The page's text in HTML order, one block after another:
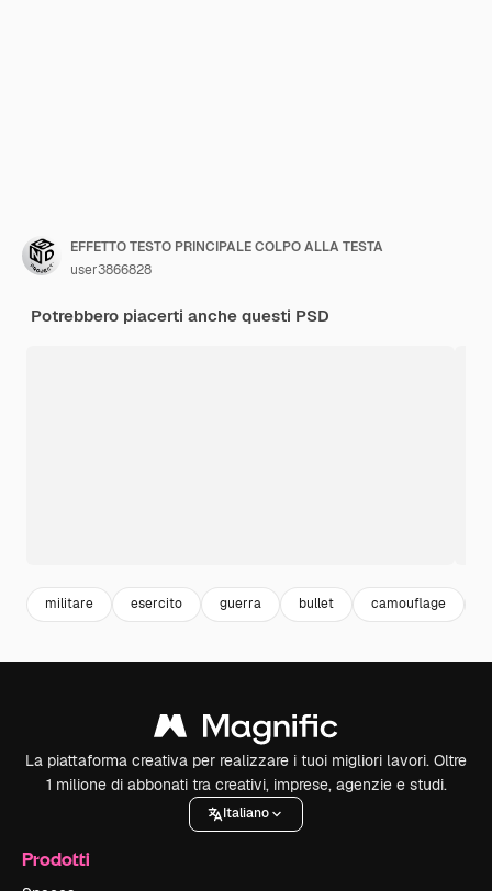
EFFETTO TESTO PRINCIPALE COLPO ALLA TESTA
user3866828
Potrebbero piacerti anche questi PSD
militare esercito guerra bullet camouflage
La piattaforma creativa per realizzare i tuoi migliori lavori. Oltre
1 milione di abbonati tra creativi, imprese, agenzie e studi.
Italiano
Prodotti